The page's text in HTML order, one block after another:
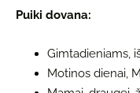
Puiki dovana:
Gimtadieniams,
Motinos dienai,